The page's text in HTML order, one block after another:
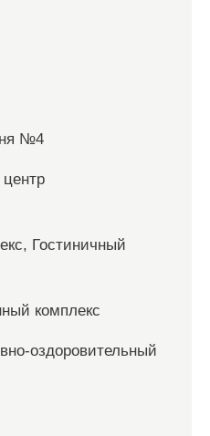
№4
Гостиничный
комплекс
оздоровительный